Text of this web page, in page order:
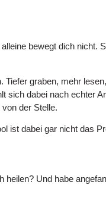
bewegt dich nicht.
graben, mehr
sich dabei nach echter
der Stelle.
ist dabei gar nicht das
Und habe